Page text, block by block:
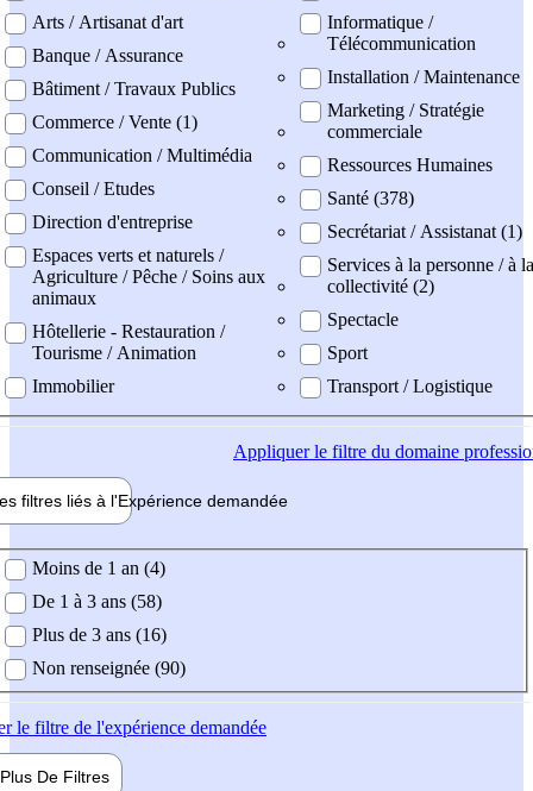
Arts / Artisanat d'art
Banque / Assurance
Bâtiment / Travaux Publics
Commerce / Vente (1)
Communication / Multimédia
Conseil / Etudes
Direction d'entreprise
Espaces verts et naturels /
Agriculture / Pêche / Soins aux
animaux
Hôtellerie - Restauration /
Tourisme / Animation
Immobilier
Informatique /
Télécommunication
Installation / Maintenance
Marketing / Stratégie
commerciale
Ressources Humaines
Santé (378)
Secrétariat / Assistanat (1)
Services à la personne / à la
collectivité (2)
Spectacle
Sport
Transport / Logistique
Appliquerle filtre du domaine
filtres liés à l'Expérience demandée
demandée
Moins de 1 an (4)
De 1 à 3 ans (58)
Plus de 3 ans (16)
Non renseignée (90)
le filtre de l'expérience demandée
Plus De Filtres